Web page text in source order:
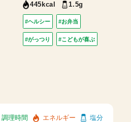
445kcal 1.5g
#ヘルシー #お弁当
#がっつり #こどもが喜ぶ
調理時間 エネルギー 塩分